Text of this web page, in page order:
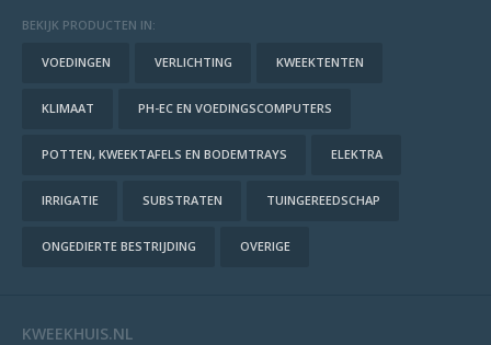
BEKIJK PRODUCTEN IN:
VOEDINGEN VERLICHTING KWEEKTENTEN
KLIMAAT PH-EC EN VOEDINGSCOMPUTERS
POTTEN, KWEEKTAFELS EN BODEMTRAYS ELEKTRA
IRRIGATIE SUBSTRATEN TUINGEREEDSCHAP
ONGEDIERTE BESTRIJDING OVERIGE
KWEEKHUIS.NL